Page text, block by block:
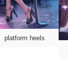
platform heels